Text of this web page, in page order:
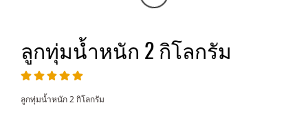
ลูกทุ่มน้ำหนัก 2 กิโลกรัม
ลูกทุ่มน้ำหนัก 2 กิโลกรัม